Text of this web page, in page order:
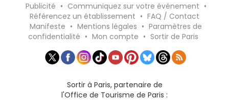
Publicité • Communiquez sur votre événement •
Référencez un établissement • FAQ / Contact
Manifeste • Mentions légales • Paramètres de
confidentialité • Mon compte • Sortir de Paris
Sortir à Paris, partenaire de
l'Office de Tourisme de Paris :